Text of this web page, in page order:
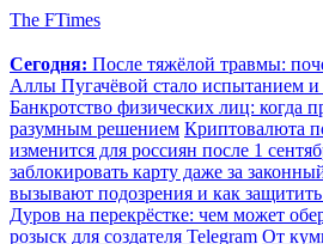
The FTimes
Сегодня: После тяжёлой травмы:
Аллы Пугачёвой стало испытанием и
Банкротство физических лиц: когда
разумным решением Криптовалюта
изменится для россиян после 1
заблокировать карту даже за
вызывают подозрения и как
Дуров на перекрёстке: чем может
розыск для создателя Telegram От